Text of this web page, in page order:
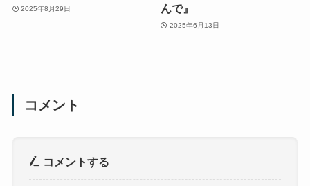
2025年8月29日
んで』
2025年6月13日
コメント
コメントする